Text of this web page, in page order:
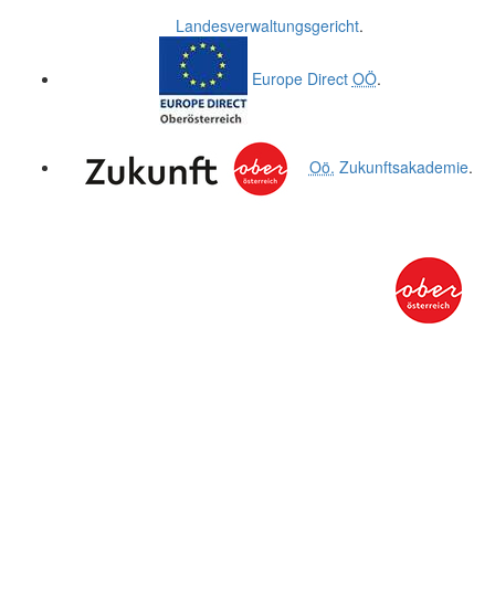
Landesverwaltungsgericht.
Europe Direct OÖ.
Oö. Zukunftsakademie.